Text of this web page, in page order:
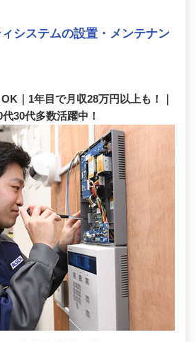
システムの設置・メンテナン
｜1年目で月収28万円以上も！｜
30代多数活躍中！